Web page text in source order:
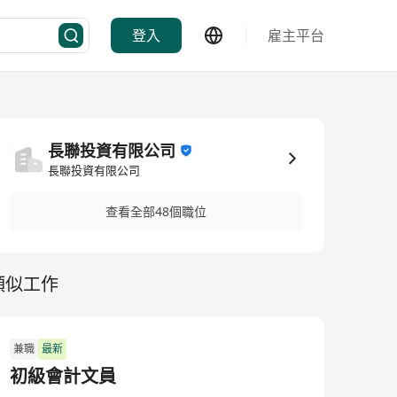
登入 雇主平台
長聯投資有限公司
長聯投資有限公司
查看全部48個職位
似工作
兼職 最新
初級會計文員